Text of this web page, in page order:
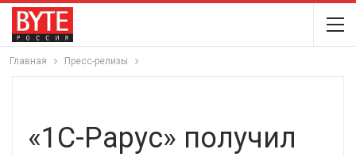
Главная Пресс-релизы
«1С-Рарус» получил